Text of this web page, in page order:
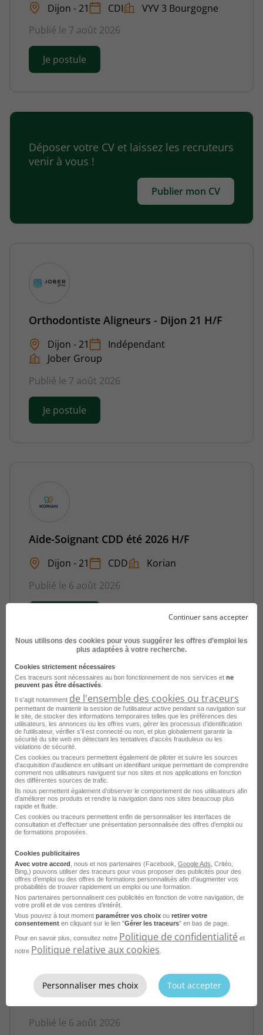
Dijon - 21 CDI
VYV 3 Bourgogne
Publié le 7 août 2026
Je postule
Déposer votre CV et laissez les recruteurs
venir à vous !
Publier mon CV
Orthodontiste Aligneurs - Dijon 21 H/F
Dijon - 21
Indépendant
Jober Group
Publié le 7 août 2026
Je postule
Aide-Soignant CDD été 2026 H/F
Dijon - 21 CDD
Korian
Publié le 6 août 2026
Aide-Soignant en EHPAD H/F
Dijon - 21
Fonctionnaire
Service Public
Publié le 6 août 2026
Je postule
Dijon - 21
Fonctionnaire
Service Public
Publié le 6 août 2026
Continuer sans accepter
Nous utilisons des cookies pour vous suggérer les offres d’emploi les
plus adaptées à votre recherche.
Cookies strictement nécessaires
Ces traceurs sont nécessaires au bon fonctionnement de nos services et ne
peuvent pas être désactivés
Il s'agit notamment de l'ensemble des cookies ou traceurs
permettant de maintenir la session de l'utilisateur active pendant sa navigation sur
le site, de stocker des informations temporaires telles que les préférences des
utilisateurs, les annonces ou les offres vues, gérer les processus d'identification
de l'utilisateur, vérifier s'il est connecté ou non, et plus globalement garantir la
sécurité du site web en détectant les tentatives d'accès frauduleux ou les
violations de sécurité.
Ces cookies ou traceurs permettent également de piloter et suivre les sources
d'acquisition d'audience en utilisant un identifiant unique permettant de comprendre
comment nos utilisateurs naviguent sur nos sites et nos applications en fonction
des différentes sources de trafic.
Ils nous permettent également d’observer le comportement de nos utilisateurs afin
d'améliorer nos produits et rendre la navigation dans nos sites beaucoup plus
rapide et fluide.
Ces cookies ou traceurs permettent enfin de personnaliser les interfaces de
consultation et d'effectuer une présentation personnalisée des offres d'emploi ou
de formations proposées.
Cookies publicitaires
Avec votre accord , nous et nos partenaires (Facebook, Google Ads , Critéo,
Bing,) pouvons utiliser des traceurs pour vous proposer des publicités pour des
offres d’emploi ou des offres de formations personnalisés afin d’augmenter vos
probabilités de trouver rapidement un emploi ou une formation.
Nos partenaires personnalisent ces publicités en fonction de votre navigation, de
votre profil et de vos centres d’intérêt.
Vous pouvez à tout moment paramétrer vos choix ou retirer votre
consentement en cliquant sur le lien "Gérer les traceurs" en bas de page.
Pour en savoir plus, consultez notre Politique de confidentialité et
notre Politique relative aux cookies
Personnaliser mes choix Tout accepter